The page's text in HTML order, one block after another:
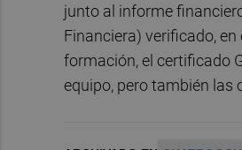
junto al informe
Financiera) verificado,
formación, el certificado
equipo, pero también las